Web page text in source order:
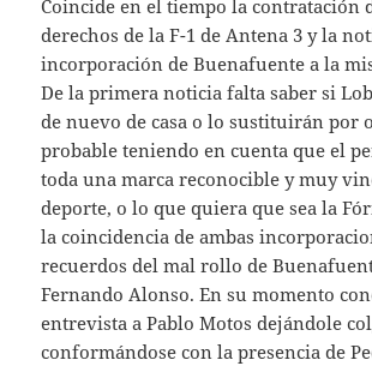
Coincide en el tiempo la contratación
derechos de la F-1 de Antena 3 y la
incorporación de Buenafuente a la
De la primera noticia falta saber si
de nuevo de casa o lo sustituirán por
probable teniendo en cuenta que el
toda una marca reconocible y muy
deporte, o lo que quiera que sea la
la coincidencia de ambas
recuerdos del mal rollo de
Fernando Alonso. En su momento
entrevista a Pablo Motos dejándole
conformándose con la presencia de